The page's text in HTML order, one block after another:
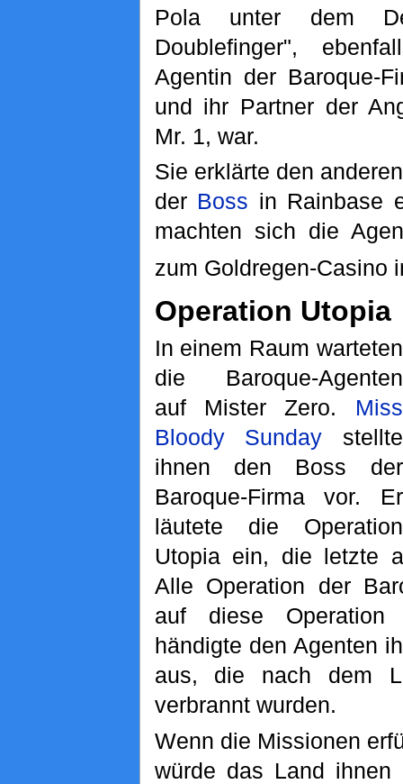
Pola unter dem
Doublefinger",
Agentin der Baroque-
und ihr Partner der
Mr. 1, war.
Sie erklärte den
der Boss in Rainbase
machten sich die
zum Goldregen-Casino
Operation Utopia
In einem Raum warteten
die Baroque-Agenten
auf Mister Zero. Miss
Bloody Sunday stellte
ihnen den Boss der
Baroque-Firma vor. Er
läutete die Operation
Utopia ein, die letzte
Alle Operation der
auf diese Operation
händigte den Agenten
aus, die nach dem
verbrannt wurden.
Wenn die Missionen
würde das Land